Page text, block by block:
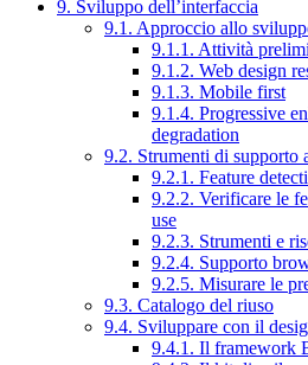
9. Sviluppo dell’interfaccia
9.1. Approccio allo
9.1.1. Attività
9.1.2. Web design
9.1.3. Mobile first
9.1.4. Progressive
degradation
9.2. Strumenti di supporto
9.2.1. Feature
9.2.2. Verificare le
use
9.2.3. Strumenti e
9.2.4. Supporto
9.2.5. Misurare le
9.3. Catalogo del riuso
9.4. Sviluppare con il
9.4.1. Il framework